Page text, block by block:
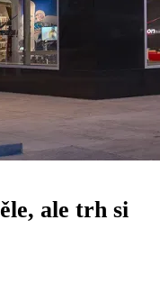
ale trh si